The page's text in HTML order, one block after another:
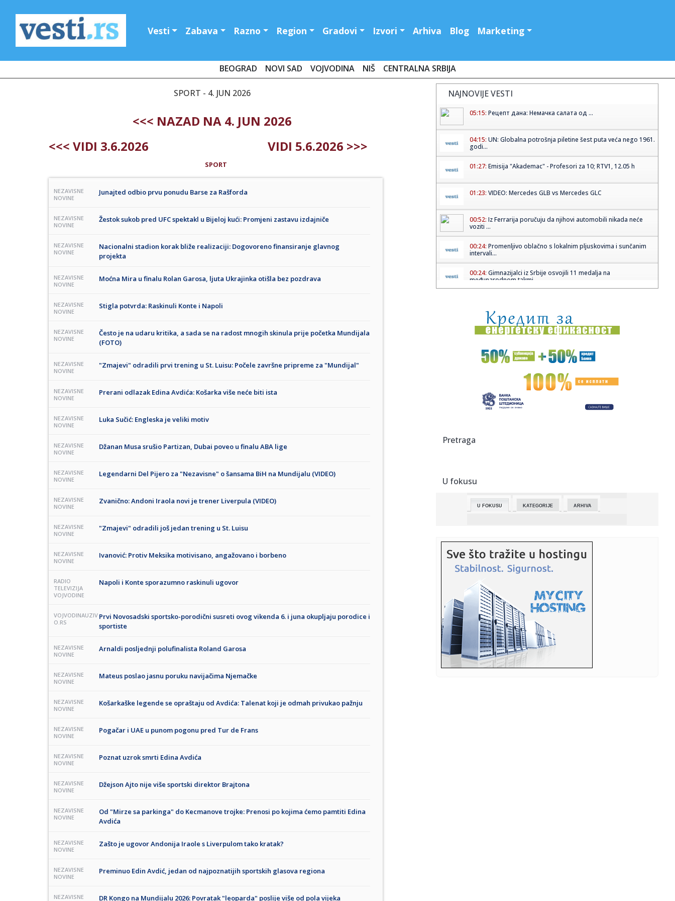
Vesti Zabava Razno Region Gradovi Izvori Arhiva Blog Marketing
BEOGRAD NOVI SAD VOJVODINA NIŠ CENTRALNA SRBIJA
SPORT - 4. JUN 2026
<<< NAZAD NA 4. JUN 2026
<<< VIDI 3.6.2026
VIDI 5.6.2026 >>>
SPORT
NEZAVISNE
NOVINE
Junajted odbio prvu ponudu Barse za Rašforda
NEZAVISNE
NOVINE
Žestok sukob pred UFC spektakl u Bijeloj kući: Promjeni zastavu izdajniče
NEZAVISNE
NOVINE
Nacionalni stadion korak bliže realizaciji: Dogovoreno finansiranje glavnog
projekta
NEZAVISNE
NOVINE
Moćna Mira u finalu Rolan Garosa, ljuta Ukrajinka otišla bez pozdrava
NEZAVISNE
NOVINE
Stigla potvrda: Raskinuli Konte i Napoli
NEZAVISNE
NOVINE
Često je na udaru kritika, a sada se na radost mnogih skinula prije početka Mundijala
(FOTO)
NEZAVISNE
NOVINE
"Zmajevi" odradili prvi trening u St. Luisu: Počele završne pripreme za "Mundijal"
NEZAVISNE
NOVINE
Prerani odlazak Edina Avdića: Košarka više neće biti ista
NEZAVISNE
NOVINE
Luka Sučić: Engleska je veliki motiv
NEZAVISNE
NOVINE
Džanan Musa srušio Partizan, Dubai poveo u finalu ABA lige
NEZAVISNE
NOVINE
Legendarni Del Pijero za "Nezavisne" o šansama BiH na Mundijalu (VIDEO)
NEZAVISNE
NOVINE
Zvanično: Andoni Iraola novi je trener Liverpula (VIDEO)
NEZAVISNE
NOVINE
"Zmajevi" odradili još jedan trening u St. Luisu
NEZAVISNE
NOVINE
Ivanović: Protiv Meksika motivisano, angažovano i borbeno
RADIO
TELEVIZIJA
VOJVODINE
Napoli i Konte sporazumno raskinuli ugovor
VOJVODINAUZIV
O.RS
Prvi Novosadski sportsko-porodični susreti ovog vikenda 6. i juna okupljaju porodice i
sportiste
NEZAVISNE
NOVINE
Arnaldi posljednji polufinalista Roland Garosa
NEZAVISNE
NOVINE
Mateus poslao jasnu poruku navijačima Njemačke
NEZAVISNE
NOVINE
Košarkaške legende se opraštaju od Avdića: Talenat koji je odmah privukao pažnju
NEZAVISNE
NOVINE
Pogačar i UAE u punom pogonu pred Tur de Frans
NEZAVISNE
NOVINE
Poznat uzrok smrti Edina Avdića
NEZAVISNE
NOVINE
Džejson Ajto nije više sportski direktor Brajtona
NEZAVISNE
NOVINE
Od "Mirze sa parkinga" do Kecmanove trojke: Prenosi po kojima ćemo pamtiti Edina
Avdića
NEZAVISNE
NOVINE
Zašto je ugovor Andonija Iraole s Liverpulom tako kratak?
NEZAVISNE
NOVINE
Preminuo Edin Avdić, jedan od najpoznatijih sportskih glasova regiona
NEZAVISNE
DR Kongo na Mundijalu 2026: Povratak "leoparda" poslije više od pola vijeka
NAJNOVIJE VESTI
05:15: Рецепт дана: Немачка салата од ...
04:15: UN: Globalna potrošnja piletine šest puta veća nego 1961.
godi...
01:27: Emisija "Akademac" - Profesori za 10; RTV1, 12.05 h
01:23: VIDEO: Mercedes GLB vs Mercedes GLC
00:52: Iz Ferrarija poručuju da njihovi automobili nikada neće
voziti ...
00:24: Promenljivo oblačno s lokalnim pljuskovima i sunčanim
intervali...
00:24: Gimnazijalci iz Srbije osvojili 11 medalja na
međunarodnom takmi...
00:15:VIDEO: Ferrari 812 Competizione na Autobanu
00:05:ZVEZDA I PARTIZAN PUNE KASE: Evo koliko će večiti
zaraditi od S...
BRANKO LAZIĆ PROGOVORIO: Bivši kapiten bez dlake na
23:32:Ponuda za Suzuki S-Cross Automatic
23:26:
23:26: DR Kongo: Potvrđen 71 novi slučaj ebole za 24 sata
23:25:Bizarna prevara žene (37): Glumila djevojčicu od 12
godina, htj...
23:25:Četiri stvari koje djeca nikada ne opraštaju roditeljima
23:23:Kako putovati odgovornije kada vam automobil nije
potreban svakog...
23:23:Od Bitcoina do blockchaina: Ključni kripto termini i šta
znače
Pretraga
U fokusu
U FOKUSU KATEGORIJE ARHIVA